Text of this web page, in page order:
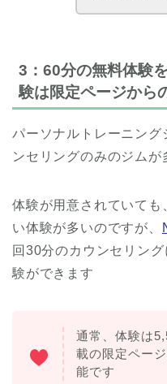
3：60分の無料体験
験は限定ページから
パーソナルトレーニング
ンセリングのみのジムが
体験が用意されていて
い体験が多いのですが、
回30分のカウンセリン
験ができます
通常、体験は
載の限定ペー
能です